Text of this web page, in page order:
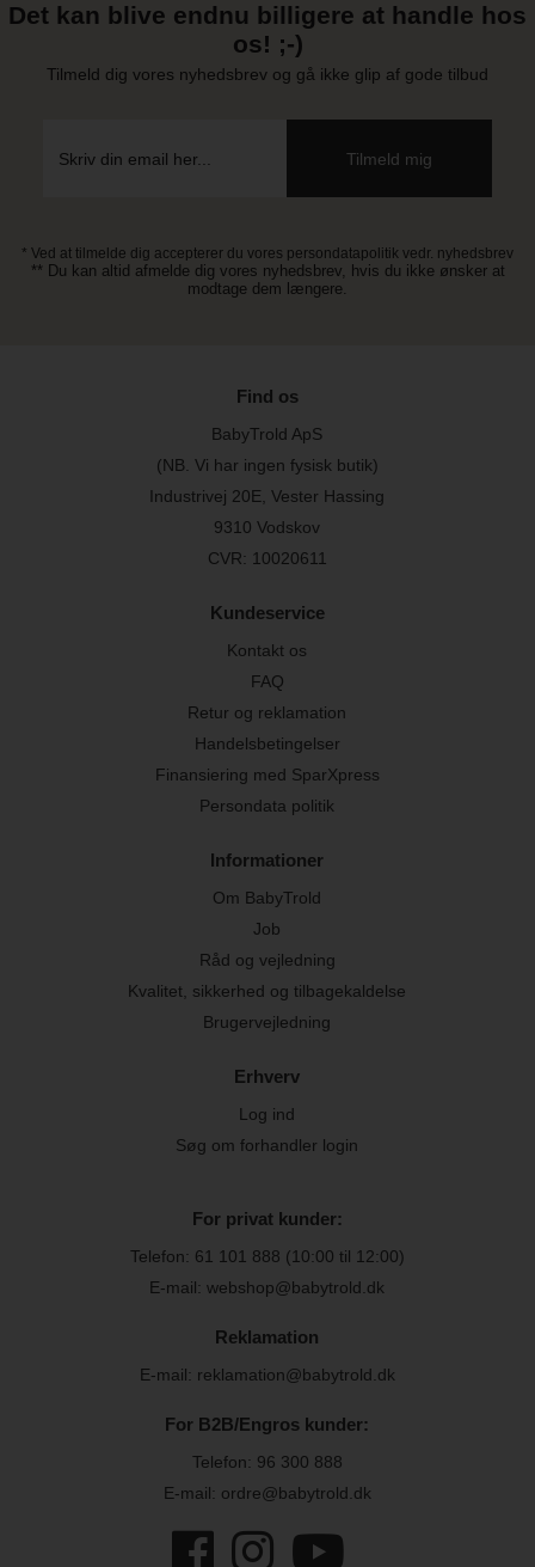
Det kan blive endnu billigere at handle hos
os! ;-)
Tilmeld dig vores nyhedsbrev og gå ikke glip af gode tilbud
* Ved at tilmelde dig accepterer du vores persondatapolitik vedr. nyhedsbrev
** Du kan altid afmelde dig vores nyhedsbrev, hvis du ikke ønsker at
modtage dem længere.
Find os
BabyTrold ApS
(NB. Vi har ingen fysisk butik)
Industrivej 20E, Vester Hassing
9310 Vodskov
CVR: 10020611
Kundeservice
Kontakt os
FAQ
Retur og reklamation
Handelsbetingelser
Finansiering med SparXpress
Persondata politik
Informationer
Om BabyTrold
Job
Råd og vejledning
Kvalitet, sikkerhed og tilbagekaldelse
Brugervejledning
Erhverv
Log ind
Søg om forhandler login
For privat kunder:
Telefon: 61 101 888 (10:00 til 12:00)
E-mail: webshop@babytrold.dk
Reklamation
E-mail: reklamation@babytrold.dk
For B2B/Engros kunder:
Telefon: 96 300 888
E-mail: ordre@babytrold.dk